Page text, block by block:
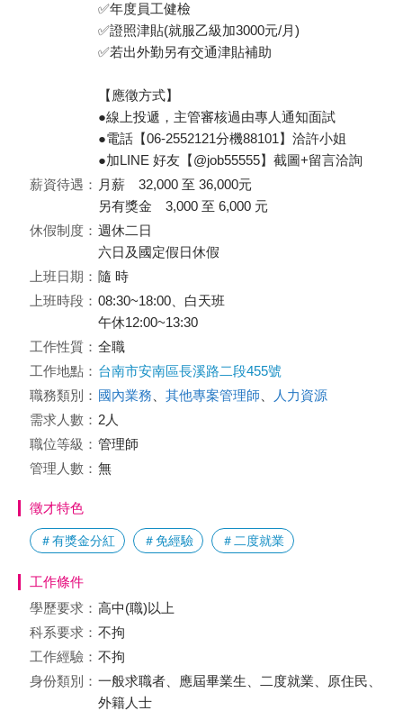
✅年度員工健檢
✅證照津貼(就服乙級加3000元/月)
✅若出外勤另有交通津貼補助
【應徵方式】
●線上投遞，主管審核過由專人通知面試
●電話【06-2552121分機88101】洽許小姐
●加LINE 好友【@job55555】截圖+留言洽詢
薪資待遇： 月薪 32,000 至 36,000元
另有獎金 3,000 至 6,000 元
休假制度： 週休二日
六日及國定假日休假
上班日期： 隨 時
上班時段： 08:30~18:00、白天班
午休12:00~13:30
工作性質： 全職
工作地點： 台南市安南區長溪路二段455號
職務類別： 國內業務 其他專案管理師
人力資源
需求人數： 2人
職位等級： 管理師
管理人數： 無
徵才特色
＃有獎金分紅 ＃免經驗 ＃二度就業
工作條件
學歷要求： 高中(職)以上
科系要求： 不拘
工作經驗： 不拘
身份類別： 一般求職者、應屆畢業生、二度就業、原住民、
外籍人士